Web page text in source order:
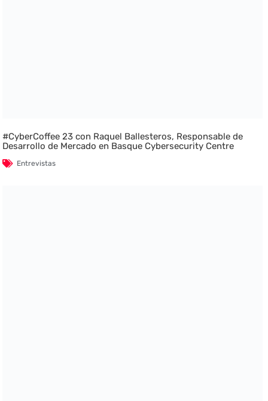
#CyberCoffee 23 con Raquel Ballesteros, Responsable de
Desarrollo de Mercado en Basque Cybersecurity Centre
Entrevistas